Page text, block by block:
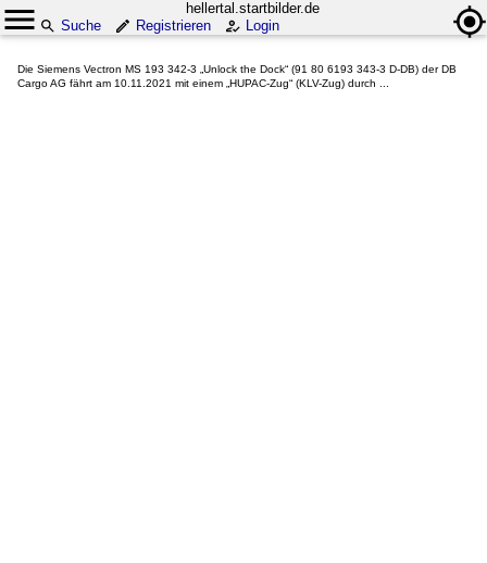
hellertal.startbilder.de
Suche
Registrieren Login
Die Siemens Vectron MS 193 342-3 „Unlock the Dock“ (91 80 6193 343-3 D-DB) der DB
Cargo AG fährt am 10.11.2021 mit einem „HUPAC-Zug“ (KLV-Zug) durch ...